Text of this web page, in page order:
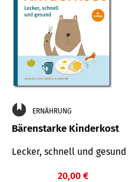
ERNÄHRUNG
Bärenstarke Kinderkost
Lecker, schnell und gesund
20,00 €